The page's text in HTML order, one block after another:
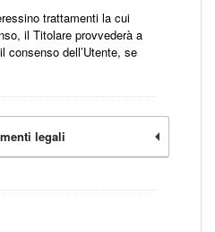
trattamenti la cui
il Titolare provvederà a
consenso dell’Utente, se
legali